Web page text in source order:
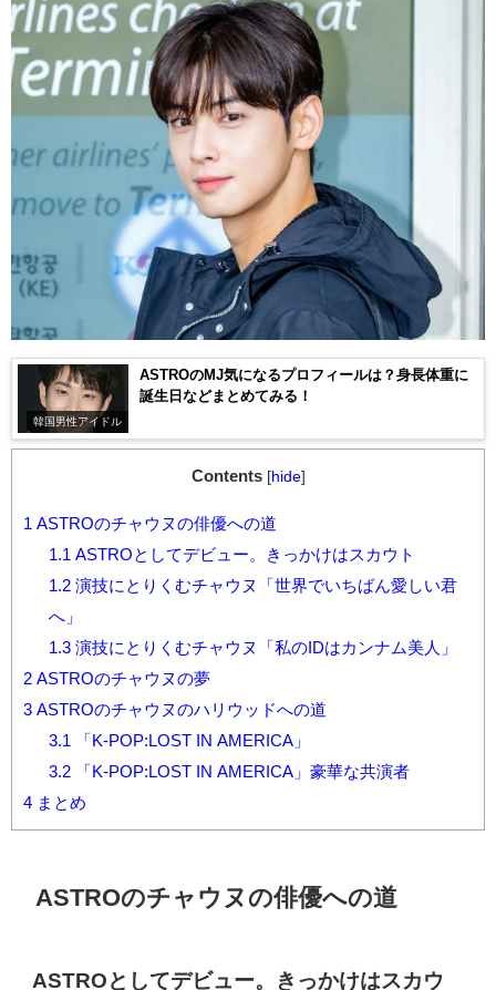
韓国男性アイドル
ASTROのMJ気になるプロフィールは？身長体重に
誕生日などまとめてみる！
Contents [hide]
1 ASTROのチャウヌの俳優への道
1.1 ASTROとしてデビュー。きっかけはスカウト
1.2演技にとりくむチャウヌ「世界でいちばん愛しい君
へ」
1.3演技にとりくむチャウヌ「私のIDはカンナム美人」
2 ASTROのチャウヌの夢
3 ASTROのチャウヌのハリウッドへの道
3.1
「K-POP:LOST IN AMERICA」
3.2「K-POP:LOST IN AMERICA」豪華な共演者
4 まとめ
ASTROのチャウヌの俳優への道
ASTROとしてデビュー。きっかけはスカウ